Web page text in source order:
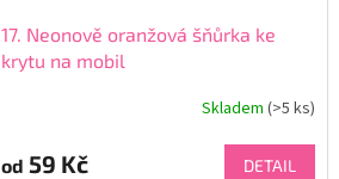
17. Neonově oranžová šňůrka ke
krytu na mobil
Skladem (>5 ks)
od 59 Kč DETAIL